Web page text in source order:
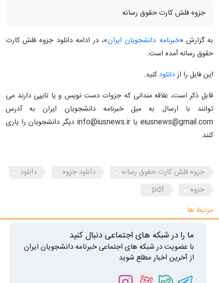
جزوه فلش کارت حقوق رسانه
به گزارش «خبرنامه دانشجویان ایران»، در ادامه دانلود جزوه فلش کارت
حقوق رسانه آمده است.
این فایل را ازدانلودکنید.
قابل ذکر است، علاقه مندانی که جزوات دست نویس و یا تایپی دارند می
توانند با ارسال به میل خبرنامه دانشجویان ایران به آدرس
eiusnews@gmail.com یا info@iusnews.ir دیگر دانشجویان را یاری
کنند.
جزوه فلش کارت حقوق رسانه دانلود جزوه
دانلود
جزوه
pdf
مرتبط ها
ما را در شبکه های اجتماعی دنبال کنید
با عضویت در شبکه های اجتماعی خبرنامه دانشجویان ایران
از آخرین اخبار مطلع شوید